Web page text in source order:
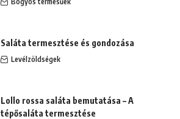
Saláta termesztése és gondozása
Levélzöldségek
Lollo rossa saláta bemutatása – A
tépősaláta termesztése